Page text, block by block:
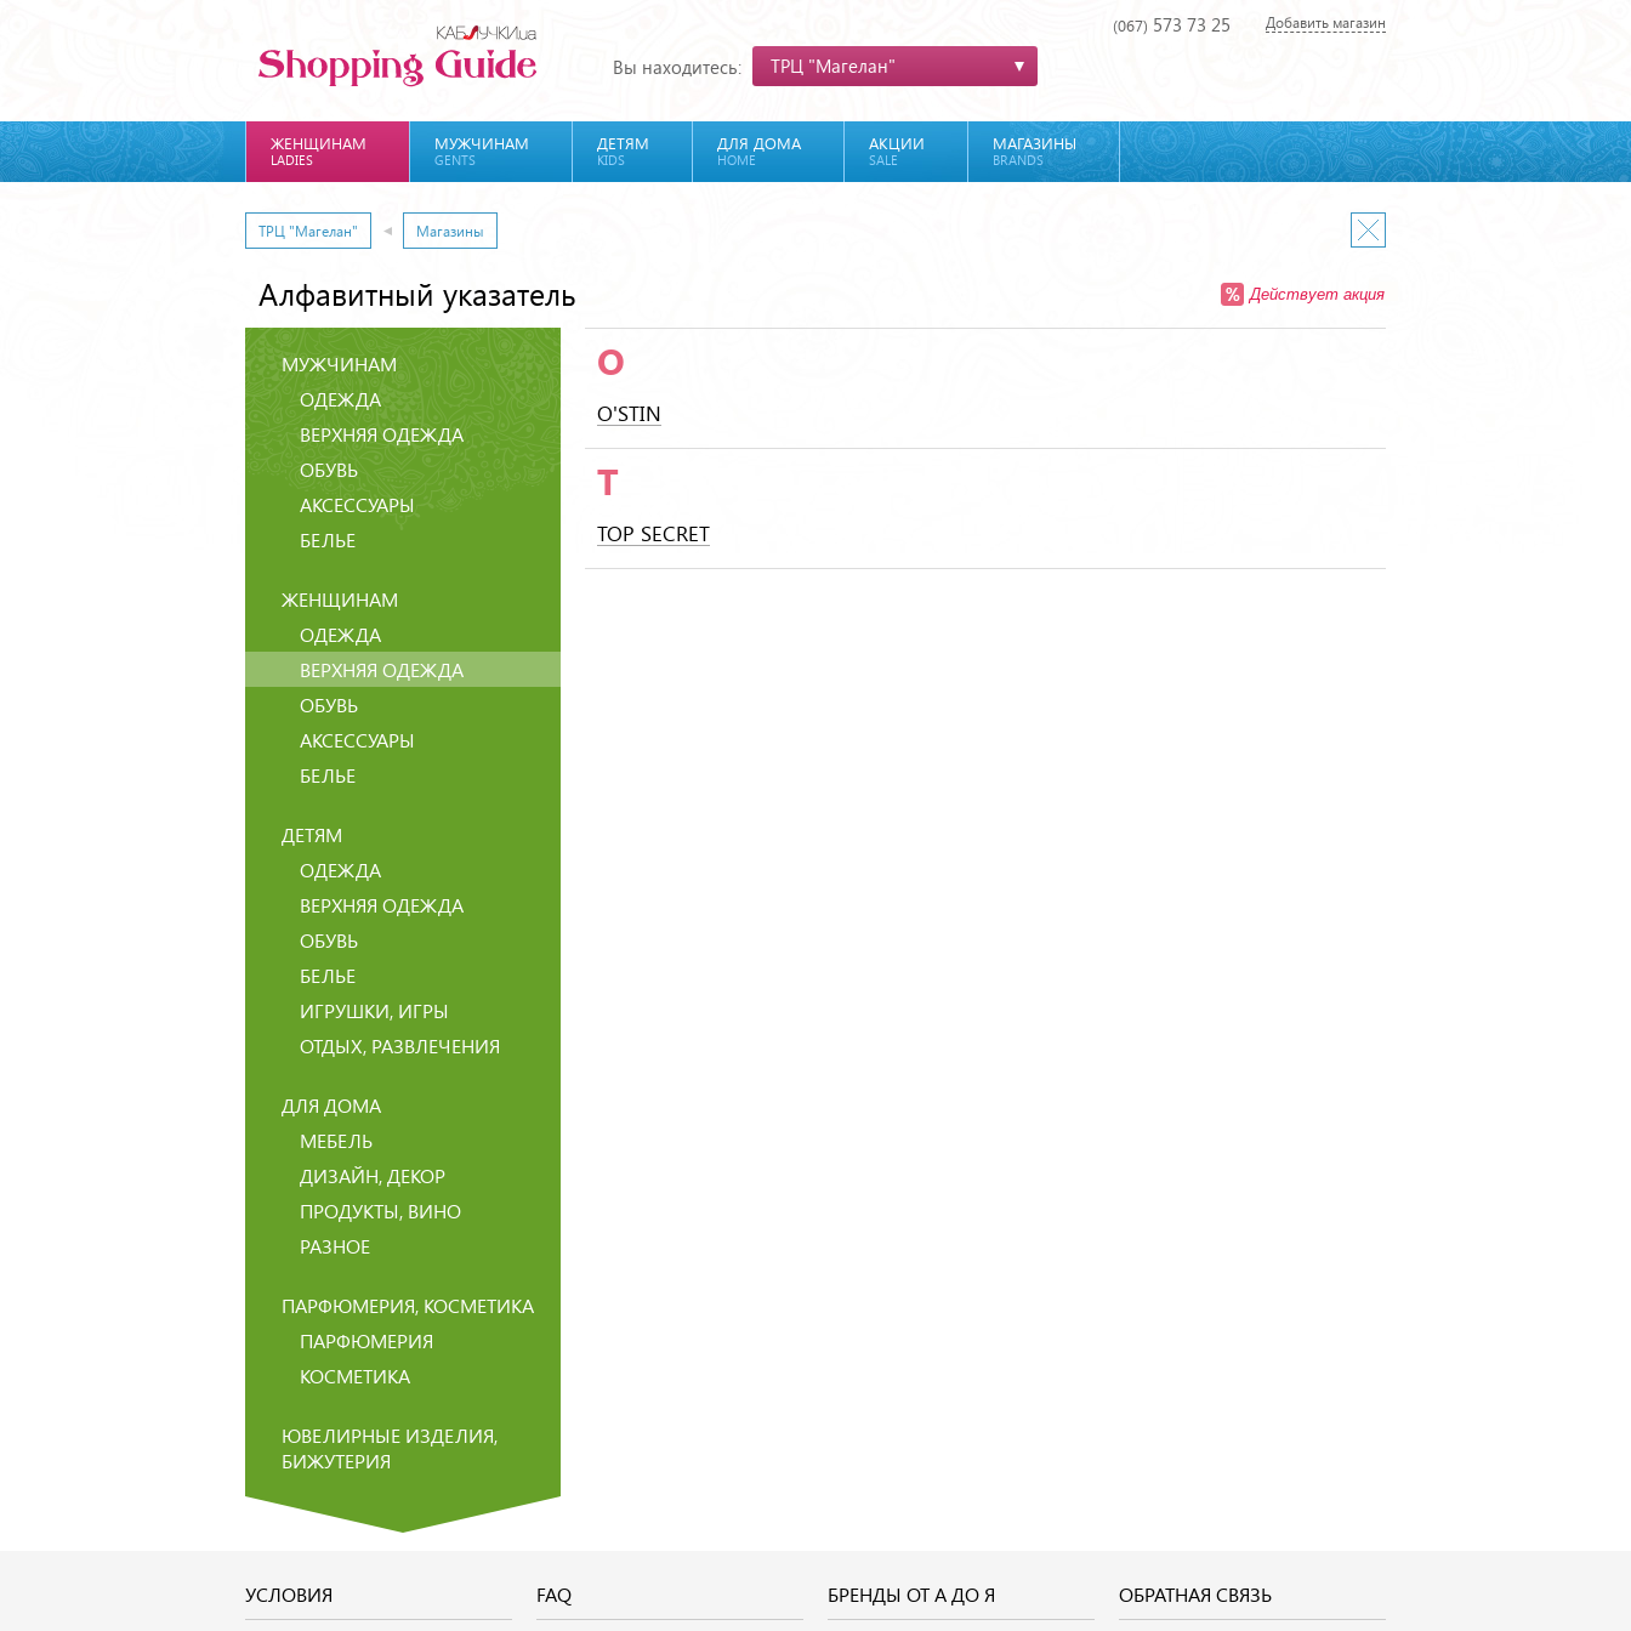
Вы находитесь: ТРЦ "Магелан"
(067) 573 73 25 Добавить магазин
ЖЕНЩИНАМ
LADIES
МУЖЧИНАМ
GENTS
ДЕТЯМ
KIDS
ДЛЯ ДОМА
HOME
АКЦИИ
SALE
МАГАЗИНЫ
BRANDS
ТРЦ "Магелан" Магазины
Алфавитный указатель Действует акция
МУЖЧИНАМ
ОДЕЖДА
ВЕРХНЯЯ ОДЕЖДА
ОБУВЬ
АКСЕССУАРЫ
БЕЛЬЕ
ЖЕНЩИНАМ
ОДЕЖДА
ВЕРХНЯЯ ОДЕЖДА
ОБУВЬ
АКСЕССУАРЫ
БЕЛЬЕ
ДЕТЯМ
ОДЕЖДА
ВЕРХНЯЯ ОДЕЖДА
ОБУВЬ
БЕЛЬЕ
ИГРУШКИ, ИГРЫ
ОТДЫХ, РАЗВЛЕЧЕНИЯ
ДЛЯ ДОМА
МЕБЕЛЬ
ДИЗАЙН, ДЕКОР
ПРОДУКТЫ, ВИНО
РАЗНОЕ
ПАРФЮМЕРИЯ, КОСМЕТИКА
ПАРФЮМЕРИЯ
КОСМЕТИКА
ЮВЕЛИРНЫЕ ИЗДЕЛИЯ,
БИЖУТЕРИЯ
O
O'STIN
T
TOP SECRET
УСЛОВИЯ FAQ БРЕНДЫ ОТ А ДО Я ОБРАТНАЯ СВЯЗЬ